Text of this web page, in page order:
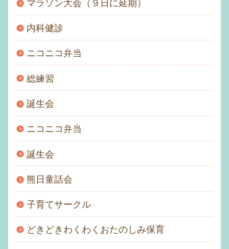
マラソン大会（９日に延期）
内科健診
ニコニコ弁当
総練習
誕生会
ニコニコ弁当
誕生会
熊日童話会
子育てサークル
どきどきわくわくおたのしみ保育